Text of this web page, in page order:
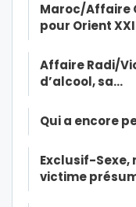
Maroc/Affaire
pour Orient XXI
Affaire Radi/
d’alcool, sa…
Qui a encore
Exclusif-Sexe,
victime